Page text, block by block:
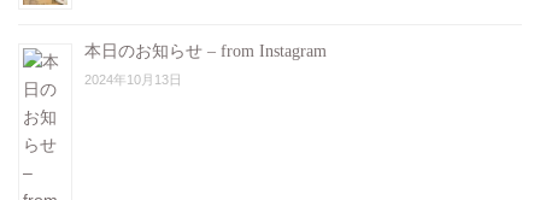
本日のお知らせ – from Instagram
2024年10月13日